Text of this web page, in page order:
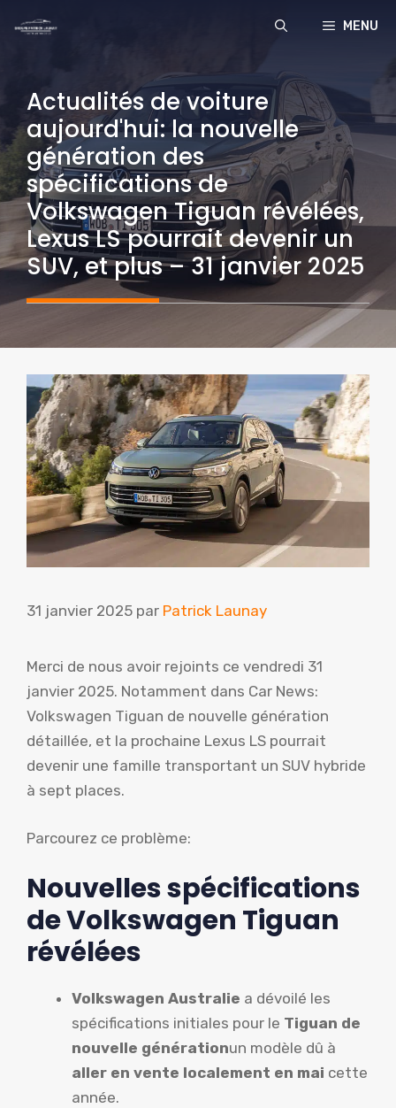
MENU
Actualités de voiture
aujourd'hui: la nouvelle
génération des
spécifications de
Volkswagen Tiguan révélées,
Lexus LS pourrait devenir un
SUV, et plus – 31 janvier 2025
31 janvier 2025 par Patrick Launay
Merci de nous avoir rejoints ce vendredi 31
janvier 2025. Notamment dans Car News:
Volkswagen Tiguan de nouvelle génération
détaillée, et la prochaine Lexus LS pourrait
devenir une famille transportant un SUV hybride
à sept places.
Parcourez ce problème:
Nouvelles spécifications
de Volkswagen Tiguan
révélées
Volkswagen Australie a dévoilé les
spécifications initiales pour le Tiguan de
nouvelle générationun modèle dû à
aller en vente localement en mai cette
année.